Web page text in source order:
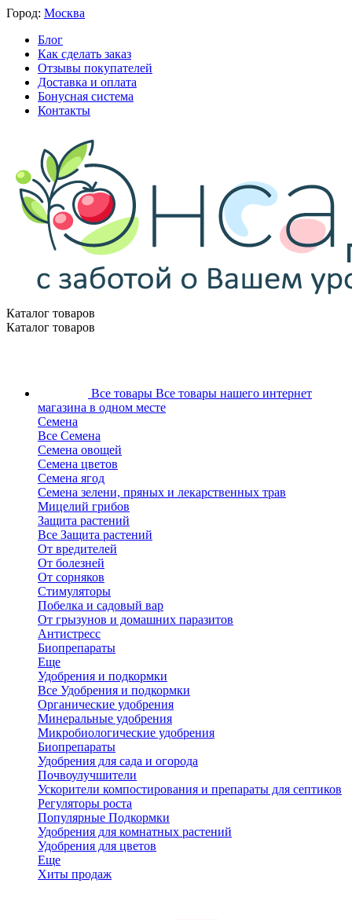
Город: Москва
Блог
Как сделать заказ
Отзывы покупателей
Доставка и оплата
Бонусная система
Контакты
Каталог товаров
Каталог товаров
Все товары Все товары нашего интернет
магазина в одном месте
Семена
Все Семена
Семена овощей
Семена цветов
Семена ягод
Семена зелени, пряных и лекарственных трав
Мицелий грибов
Защита растений
Все Защита растений
От вредителей
От болезней
От сорняков
Стимуляторы
Побелка и садовый вар
От грызунов и домашних паразитов
Антистресс
Биопрепараты
Еще
Удобрения и подкормки
Все Удобрения и подкормки
Органические удобрения
Минеральные удобрения
Микробиологические удобрения
Биопрепараты
Удобрения для сада и огорода
Почвоулучшители
Ускорители компостирования и препараты для септиков
Регуляторы роста
Популярные Подкормки
Удобрения для комнатных растений
Удобрения для цветов
Еще
Хиты продаж